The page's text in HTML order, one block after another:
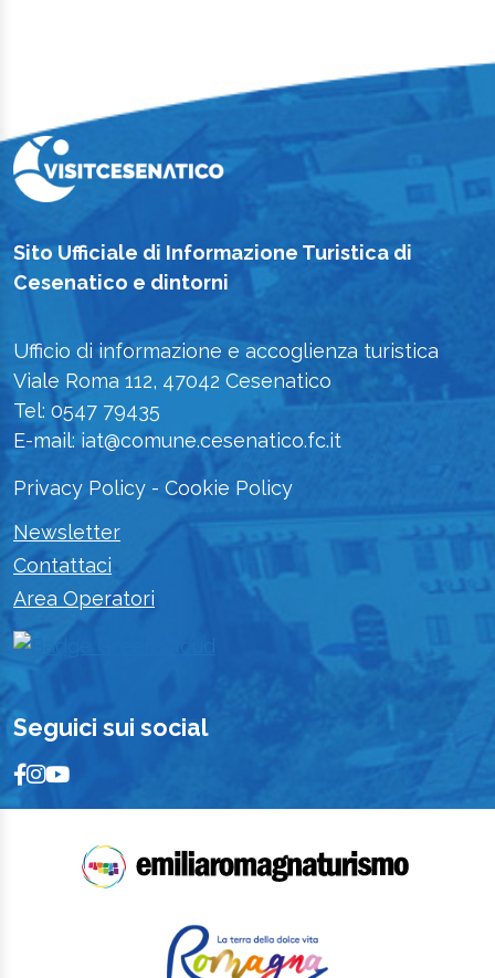
Sito Ufficiale di Informazione Turistica di
Cesenatico e dintorni
Ufficio di informazione e accoglienza turistica
Viale Roma 112, 47042 Cesenatico
Tel: 0547 79435
E-mail: iat@comune.cesenatico.fc.it
Privacy Policy - Cookie Policy
Newsletter
Contattaci
Area Operatori
Seguici sui social